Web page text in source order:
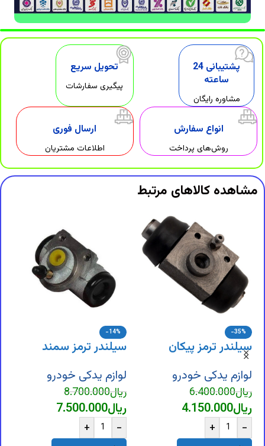
پشتیبانی 24
ساعته
مشاوره رایگان
تحویل سریع
پیگیری سفارشات
انواع سفارش
روش‌های پرداخت
ارسال فوری
اطلاعات مشتریان
مشاهده کالاهای مرتبط
-35%
سیلندر ترمز پیکان
لوازم یدکی خودرو
ریال6.400.000
ریال4.150.000
-
+
-14%
سیلندر ترمز سمند
لوازم یدکی خودرو
ریال8.700.000
ریال7.500.000
-
+